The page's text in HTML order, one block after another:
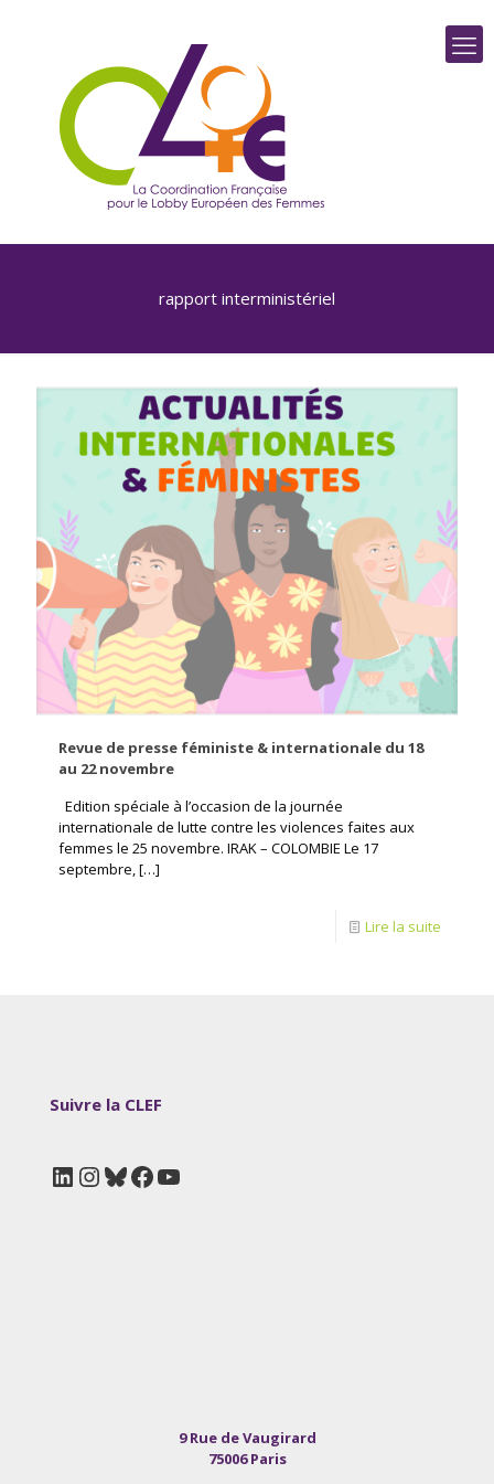
rapport interministériel
Revue de presse féministe & internationale du 18
au 22 novembre
Edition spéciale à l’occasion de la journée
internationale de lutte contre les violences faites aux
femmes le 25 novembre. IRAK – COLOMBIE Le 17
septembre,[…]
Lire la suite
Suivre la CLEF
LinkedIn
Instagram
Bluesky
Facebook
YouTube
9 Rue de Vaugirard
75006 Paris